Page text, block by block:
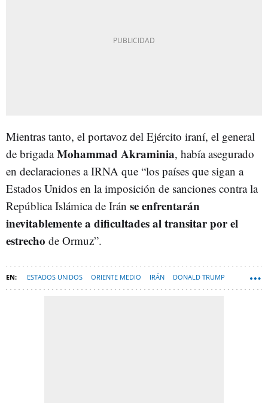
Mientras tanto, el portavoz del Ejército iraní, el general
de brigadaMohammad Akraminia, había asegurado
en declaraciones a IRNA que “los países que sigan a
Estados Unidos en la imposición de sanciones contra la
República Islámica de Irán se enfrentarán
inevitablemente a dificultades al transitar por el
estrecho de Ormuz”.
ESTADOS UNIDOS ORIENTE MEDIO IRÁN DONALD TRUMP